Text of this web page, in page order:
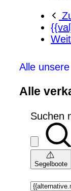
Alle
Alle
Suchen
Segelboote